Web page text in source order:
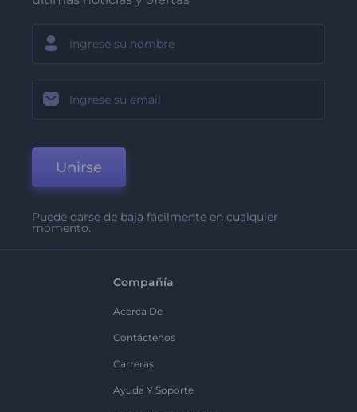
Unirse
Puede darse de baja fácilmente en cualquier
momento.
Compañía
Acerca De
Contáctenos
Carreras
Ayuda Y Soporte